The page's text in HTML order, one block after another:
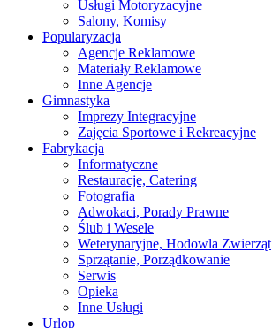
Usługi Motoryzacyjne
Salony, Komisy
Popularyzacja
Agencje Reklamowe
Materiały Reklamowe
Inne Agencje
Gimnastyka
Imprezy Integracyjne
Zajęcia Sportowe i Rekreacyjne
Fabrykacja
Informatyczne
Restauracje, Catering
Fotografia
Adwokaci, Porady Prawne
Ślub i Wesele
Weterynaryjne, Hodowla Zwierząt
Sprzątanie, Porządkowanie
Serwis
Opieka
Inne Usługi
Urlop